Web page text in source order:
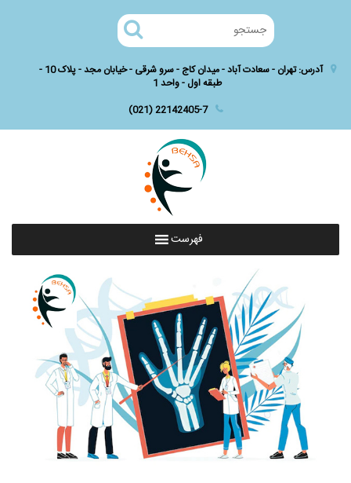
آدرس: تهران - سعادت آباد - میدان کاج - سرو شرقی - خیابان مجد - پلاک 10 -
طبقه اول - واحد 1
(021) 22142405-7
فهرست